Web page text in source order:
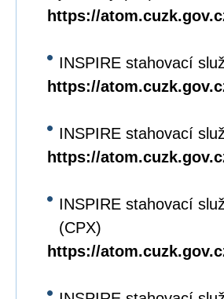
https://
INSPIRE stahovací
https://
INSPIRE stahovací
https://
INSPIRE stahovací
(CPX)
https://